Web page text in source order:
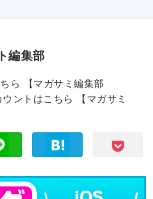
編集部
ら
【マガサミ編集部
ントはこちら
【マガサミ